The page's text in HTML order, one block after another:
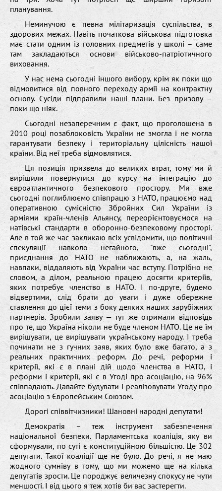
планування.
Неминучою є певна мілітаризація суспільства, в
здорових межах. Навіть початкова військова підготовка
має стати одним із головних предметів у школі – саме
там закладаються основи військово-патріотичного
виховання.
У нас нема сьогодні іншого вибору, крім як поки що
відмовитися від повного переходу армії на контрактну
основу. Сусіди підправили наші плани. Без призову –
поки що ніяк.
Сьогодні незаперечним є факт, що проголошена в
2010 році позаблоковість України не змогла і не могла
гарантувати безпеку і територіальну цілісність нашої
країни. Від неї треба відмовлятися.
Ця позиція призвела до великих втрат, тому ми й
вирішили повернутися до курсу на інтеграцію до
євроатлантичного безпекового простору. Ми вже
сьогодні поглиблюємо співпрацю з НАТО, працюємо над
оперативною сумісністю Збройних Сил України із
арміями країн-членів Альянсу, переорієнтовуємося на
натівські стандарти в оборонно-безпековому просторі.
Але в той же час закликаю всіх усвідомити, що політичні
спекуляції навколо негайного, "вже сьогодні",
приєднання до НАТО не наближають, а, на жаль,
навпаки, віддаляють від України час вступу. Потрібно не
словом, а ділом, реальною працею досягти критеріїв,
яких потребує членство в НАТО. І по-друге, будемо
відвертими, слід брати до уваги і дуже обережне
ставлення до цієї теми з боку деяких наших зарубіжних
партнерів. Зробили заяву — тут же отримали відповідь
про те, що Україна ніколи не буде членом НАТО. Це не їм
вирішувати, це вирішувати українському народу. І треба
починати не з гучних заяв, яких було вже багато, а з
реальних практичних реформ. До речі, реформи і
критерії, які є в плані дій щодо членства в НАТО, і
реформи і критерії, які є в Угоді про асоціацію, на 96%
співпадають. Давайте будувати і реалізовувати Угоду про
асоціацію з Європейським Союзом.
Дорогі співвітчизники! Шановні народні депутати!
Демократія – теж інструмент забезпечення
національної безпеки. Парламентська коаліція, яку ви
сформували, по суті є конституційною більшістю. Це 302
депутати. Такої коаліції ще не було. До речі, я не маю
жодного сумніву в тому, що ми можемо ще на кілька
депутатів зрости. Це породжує величезну спокусу не чути
меншості. І від цього я теж хотів би вас застерегти.